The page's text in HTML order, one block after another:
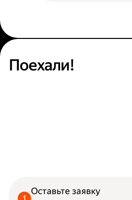
Поехали!
Оставьте заявку